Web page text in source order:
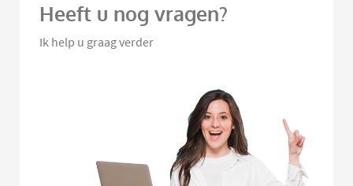
Heeft u nog vragen?
Ik help u graag verder